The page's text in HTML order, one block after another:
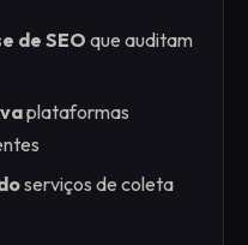
de SEO que auditam
plataformas
serviços de coleta